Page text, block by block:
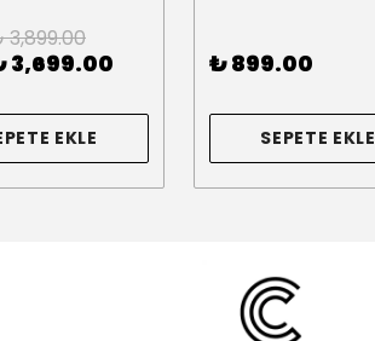
3,899.00
3,699.00
EKLE
₺ 899.00
SEPETE EKLE